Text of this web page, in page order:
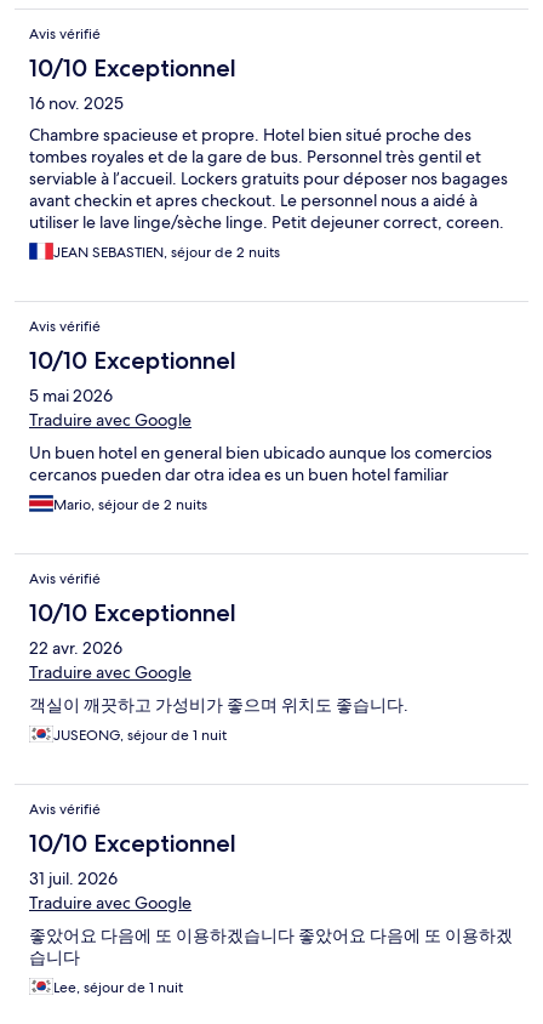
Avis vérifié
10/10 Exceptionnel
16 nov. 2025
Chambre spacieuse et propre. Hotel bien situé proche des
tombes royales et de la gare de bus. Personnel très gentil et
serviable à l’accueil. Lockers gratuits pour déposer nos bagages
avant checkin et apres checkout. Le personnel nous a aidé à
utiliser le lave linge/sèche linge. Petit dejeuner correct, coreen.
Qualité Prix dans l ensemble très bien.
JEAN SEBASTIEN, séjour de 2 nuits
Avis vérifié
10/10 Exceptionnel
5 mai 2026
Traduire avec Google
Un buen hotel en general bien ubicado aunque los comercios
cercanos pueden dar otra idea es un buen hotel familiar
Mario, séjour de 2 nuits
Avis vérifié
10/10 Exceptionnel
22 avr. 2026
Traduire avec Google
객실이 깨끗하고 가성비가 좋으며 위치도 좋습니다.
JUSEONG, séjour de 1 nuit
Avis vérifié
10/10 Exceptionnel
31 juil. 2026
Traduire avec Google
좋았어요 다음에 또 이용하겠습니다 좋았어요 다음에 또 이용하겠
습니다
Lee, séjour de 1 nuit